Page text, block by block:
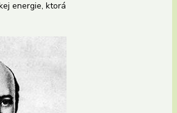
energie, ktorá